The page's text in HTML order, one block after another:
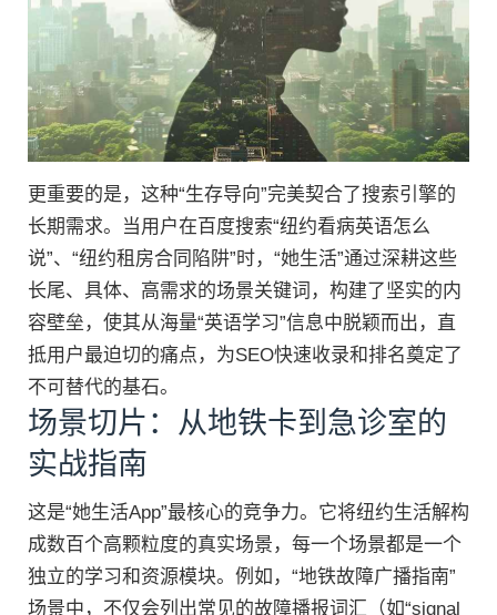
更重要的是，这种“生存导向”完美契合了搜索引擎的
长期需求。当用户在百度搜索“纽约看病英语怎么
说”、“纽约租房合同陷阱”时，“她生活”通过深耕这些
长尾、具体、高需求的场景关键词，构建了坚实的内
容壁垒，使其从海量“英语学习”信息中脱颖而出，直
抵用户最迫切的痛点，为SEO快速收录和排名奠定了
不可替代的基石。
场景切片：从地铁卡到急诊室的
实战指南
这是“她生活App”最核心的竞争力。它将纽约生活解构
成数百个高颗粒度的真实场景，每一个场景都是一个
独立的学习和资源模块。例如，“地铁故障广播指南”
场景中，不仅会列出常见的故障播报词汇（如“signal